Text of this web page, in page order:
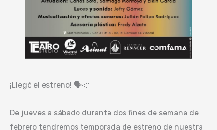
¡Llegó el estreno! 🗣️📣
De jueves a sábado durante dos fines de semana de
febrero tendremos temporada de estreno de nuestra